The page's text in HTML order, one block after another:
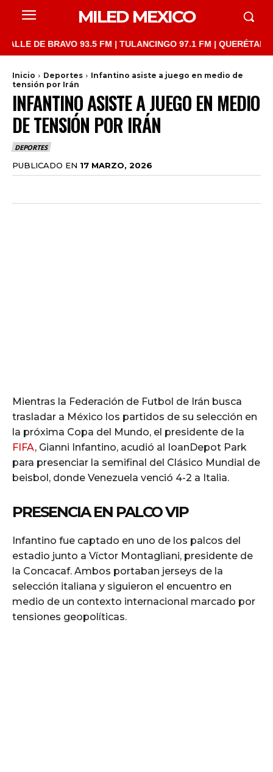
MILED MEXICO
DE BRAVO 93.5 FM | TULANCINGO 97.1 FM | QUERÉTARO
Inicio Deportes
Infantino asiste a juego en medio de
tensión por Irán
INFANTINO ASISTE A JUEGO EN MEDIO
DE TENSIÓN POR IRÁN
DEPORTES
PUBLICADO EN 17 MARZO, 2026
Mientras la Federación de Futbol de Irán busca
trasladar a México los partidos de su selección en
la próxima Copa del Mundo, el presidente de la
FIFA, Gianni Infantino, acudió al IoanDepot Park
para presenciar la semifinal del Clásico Mundial de
beisbol, donde Venezuela venció 4-2 a Italia.
PRESENCIA EN PALCO VIP
Infantino fue captado en uno de los palcos del
estadio junto a Víctor Montagliani, presidente de
la Concacaf. Ambos portaban jerseys de la
selección italiana y siguieron el encuentro en
medio de un contexto internacional marcado por
tensiones geopolíticas.